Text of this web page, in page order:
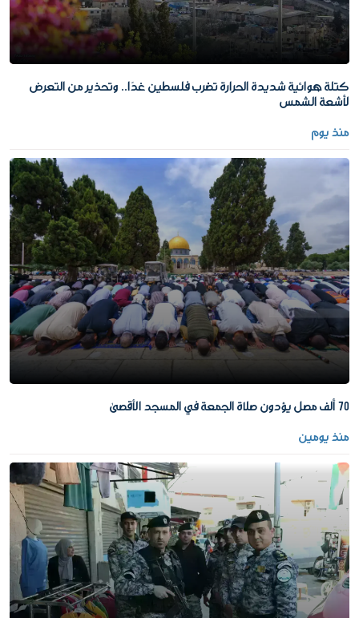
كتلة هوائية شديدة الحرارة تضرب فلسطين غدًا.. وتحذير من التعرض
لأشعة الشمس
منذ يوم
70 ألف مصل يؤدون صلاة الجمعة في المسجد الأقصى
منذ يومين